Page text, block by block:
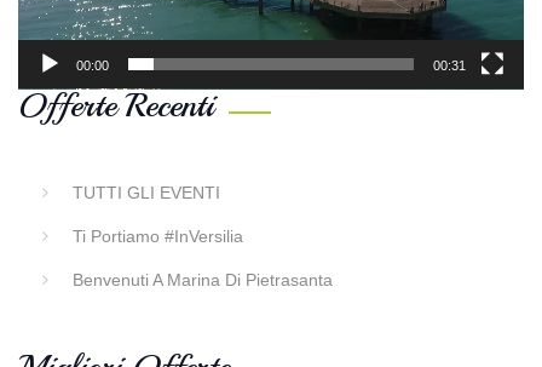
00:00 00:31
Offerte Recenti
TUTTI GLI EVENTI
Ti Portiamo #InVersilia
Benvenuti A Marina Di Pietrasanta